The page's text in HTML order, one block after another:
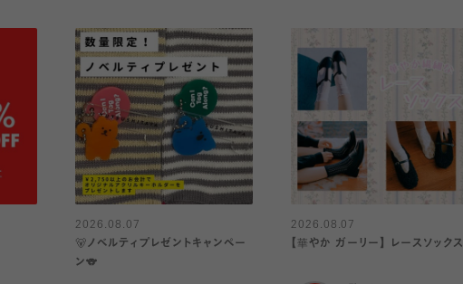
2026.08.07
🐻ノベルティプレゼントキャンペー
ン🐨
2026.08.07
【華やか ガーリー】 レースソックス